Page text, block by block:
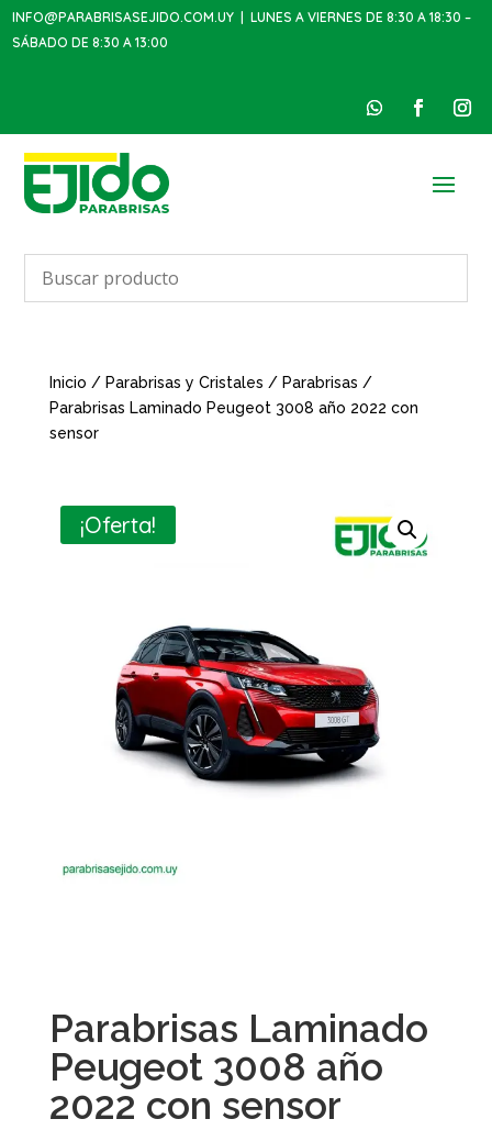
INFO@PARABRISASEJIDO.COM.UY | LUNES A VIERNES DE 8:30 A 18:30 –
SÁBADO DE 8:30 A 13:00
Inicio / Parabrisas y Cristales / Parabrisas /
Parabrisas Laminado Peugeot 3008 año 2022 con
sensor
¡Oferta!
Parabrisas Laminado
Peugeot 3008 año
2022 con sensor